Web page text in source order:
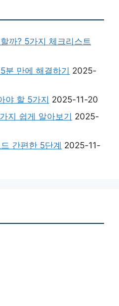
까? 5가지 체크리스트
분 만에 해결하기 2025-
야 할 5가지 2025-11-20
지 쉽게 알아보기 2025-
간편한 5단계 2025-11-